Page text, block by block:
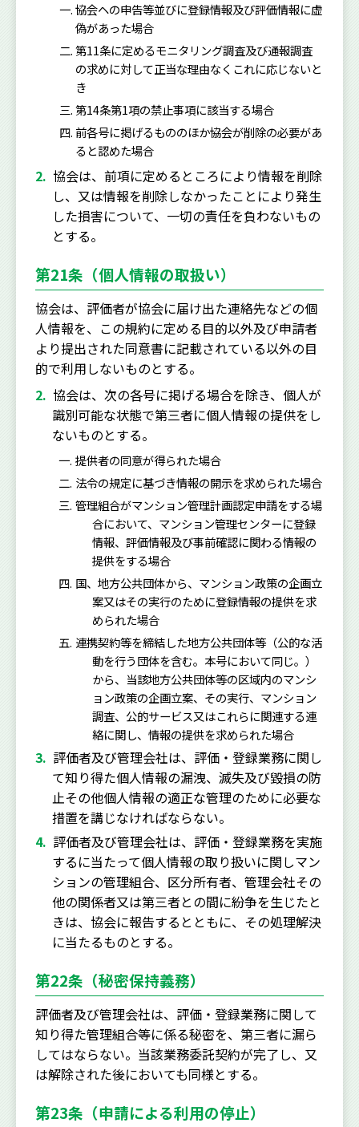
協会ヘの申告等並びに登録情報及び評価情報に虚
偽があった場合
第11条に定めるモニタリング調査及び通報調査
の求めに対して正当な理由なくこれに応じないと
き
第14条第1項の禁止事項に該当する場合
前各号に掲げるもののほか協会が削除の必要があ
ると認めた場合
協会は、前項に定めるところにより情報を削除
し、又は情報を削除しなかったことにより発生
した損害について、一切の責任を負わないもの
とする。
第21条（個人情報の取扱い）
協会は、評価者が協会に届け出た連絡先などの個
人情報を、この規約に定める目的以外及び申請者
より提出された同意書に記載されている以外の目
的で利用しないものとする。
協会は、次の各号に掲げる場合を除き、個人が
識別可能な状態で第三者に個人情報の提供をし
ないものとする。
提供者の同意が得られた場合
法令の規定に基づき情報の開示を求められた場合
管理組合がマンション管理計画認定申請をする場
合において、マンション管理センターに登録
情報、評価情報及び事前確認に関わる情報の
提供をする場合
国、地方公共団体から、マンション政策の企画立
案又はその実行のために登録情報の提供を求
められた場合
連携契約等を締結した地方公共団体等（公的な活
動を行う団体を含む。本号において同じ。）
から、当該地方公共団体等の区域内のマンシ
ョン政策の企画立案、その実行、マンション
調査、公的サービス又はこれらに関連する連
絡に関し、情報の提供を求められた場合
評価者及び管理会社は、評価・登録業務に関し
て知り得た個人情報の漏洩、滅失及び毀損の防
止その他個人情報の適正な管理のために必要な
措置を講じなければならない。
評価者及び管理会社は、評価・登録業務を実施
するに当たって個人情報の取り扱いに関しマン
ションの管理組合、区分所有者、管理会社その
他の関係者又は第三者との間に紛争を生じたと
きは、協会に報告するとともに、その処理解決
に当たるものとする。
第22条（秘密保持義務）
評価者及び管理会社は、評価・登録業務に関して
知り得た管理組合等に係る秘密を、第三者に漏ら
してはならない。当該業務委託契約が完了し、又
は解除された後においても同様とする。
第23条（申請による利用の停止）